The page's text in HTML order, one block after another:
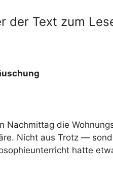
der Text zum
Nachmittag die
Nicht aus Trotz —
hatte